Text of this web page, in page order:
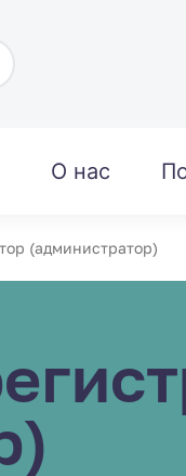
О нас
(администратор)